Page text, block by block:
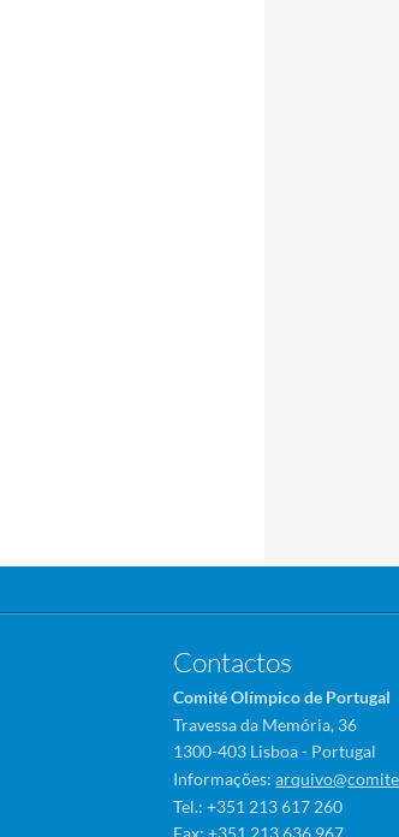
Contactos
Comité Olímpico de Portugal
Travessa da Memória, 36
1300-403 Lisboa - Portugal
Informações:
Tel.: +351 213 617 260